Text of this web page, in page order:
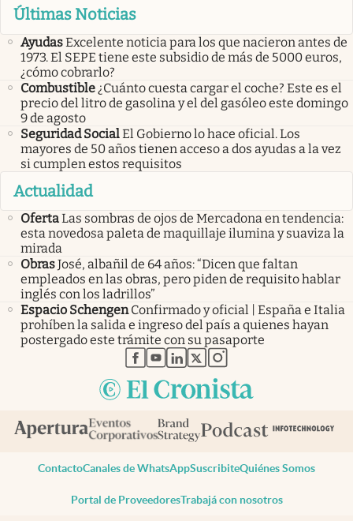
Últimas Noticias
AyudasExcelente noticia para los que nacieron antes de
1973. El SEPE tiene este subsidio de más de 5000 euros,
¿cómo cobrarlo?
Combustible ¿Cuánto cuesta cargar el coche? Este es el
precio del litro de gasolina y el del gasóleo este domingo
9 de agosto
Seguridad SocialEl Gobierno lo hace oficial. Los
mayores de 50 años tienen acceso a dos ayudas a la vez
si cumplen estos requisitos
Actualidad
OfertaLas sombras de ojos de Mercadona en tendencia:
esta novedosa paleta de maquillaje ilumina y suaviza la
mirada
ObrasJosé, albañil de 64 años: “Dicen que faltan
empleados en las obras, pero piden de requisito hablar
inglés con los ladrillos”
Espacio Schengen Confirmado y oficial | España e Italia
prohíben la salida e ingreso del país a quienes hayan
postergado este trámite con su pasaporte
abre en nueva pestaña
abre en nueva pestaña
abre en nueva pestaña
abre en nueva pestaña
abre en nueva pestaña
ContactoCanales de WhatsAppSuscribiteQuiénes Somos
Portal de ProveedoresTrabajá con nosotros